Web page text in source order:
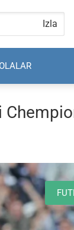
Izla